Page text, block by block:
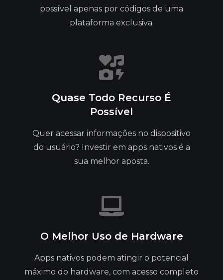
possível apenas por códigos de uma
plataforma exclusiva.
Quase Todo Recurso É
Possível
Quer acessar informações no dispositivo
do usuário? Investir em apps nativos é a
sua melhor aposta.
O Melhor Uso de Hardware
Apps nativos podem atingir o potencial
máximo do hardware, com acesso completo